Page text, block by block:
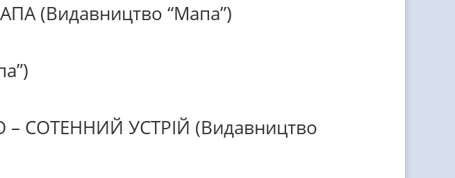
(Видавництво “Мапа”)
СОТЕННИЙ УСТРІЙ (Видавництво